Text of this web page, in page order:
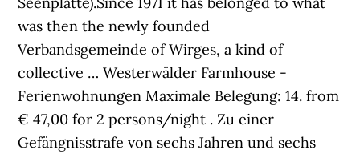
was then the newly founded
Verbandsgemeinde of Wirges, a kind of
collective … Westerwälder Farmhouse -
Ferienwohnungen Maximale Belegung: 14. from
€ 47,00 for 2 persons/night . Zu einer
Gefängnisstrafe von sechs Jahren und sechs